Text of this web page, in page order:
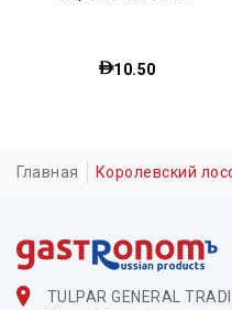
Главная Королевский
TULPAR GENERAL